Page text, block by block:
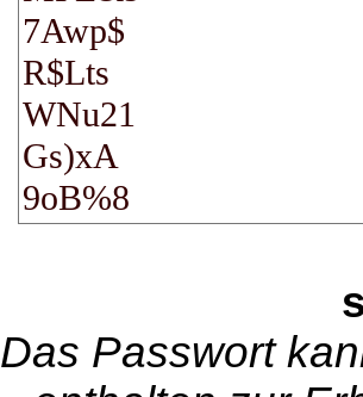
Das Passwort